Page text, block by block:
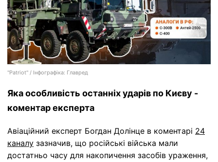
"Patriot" / Інфографіка: Главред
Яка особливість останніх ударів по Києву -
коментар експерта
Авіаційний експерт Богдан Долінце в коментарі 24
каналу зазначив, що російські війська мали
достатньо часу для накопичення засобів ураження,